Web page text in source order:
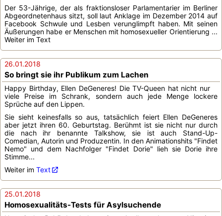
Der 53-Jährige, der als fraktionsloser Parlamentarier im Berliner
Abgeordnetenhaus sitzt, soll laut Anklage im Dezember 2014 auf
Facebook Schwule und Lesben verunglimpft haben. Mit seinen
Äußerungen habe er Menschen mit homosexueller Orientierung ...
Weiter im Text
26.01.2018
So bringt sie ihr Publikum zum Lachen
Happy Birthday, Ellen DeGeneres! Die TV-Queen hat nicht nur
viele Preise im Schrank, sondern auch jede Menge lockere
Sprüche auf den Lippen.
Sie sieht keinesfalls so aus, tatsächlich feiert Ellen DeGeneres
aber jetzt ihren 60. Geburtstag. Berühmt ist sie nicht nur durch
die nach ihr benannte Talkshow, sie ist auch Stand-Up-
Comedian, Autorin und Produzentin. In den Animationshits "Findet
Nemo" und dem Nachfolger "Findet Dorie" lieh sie Dorie ihre
Stimme...
Weiter im Text
25.01.2018
Homosexualitäts-Tests für Asylsuchende